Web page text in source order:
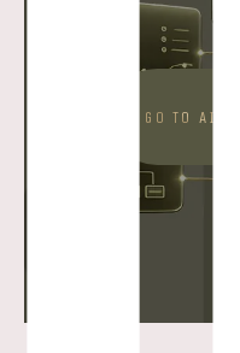
GO TO AI/